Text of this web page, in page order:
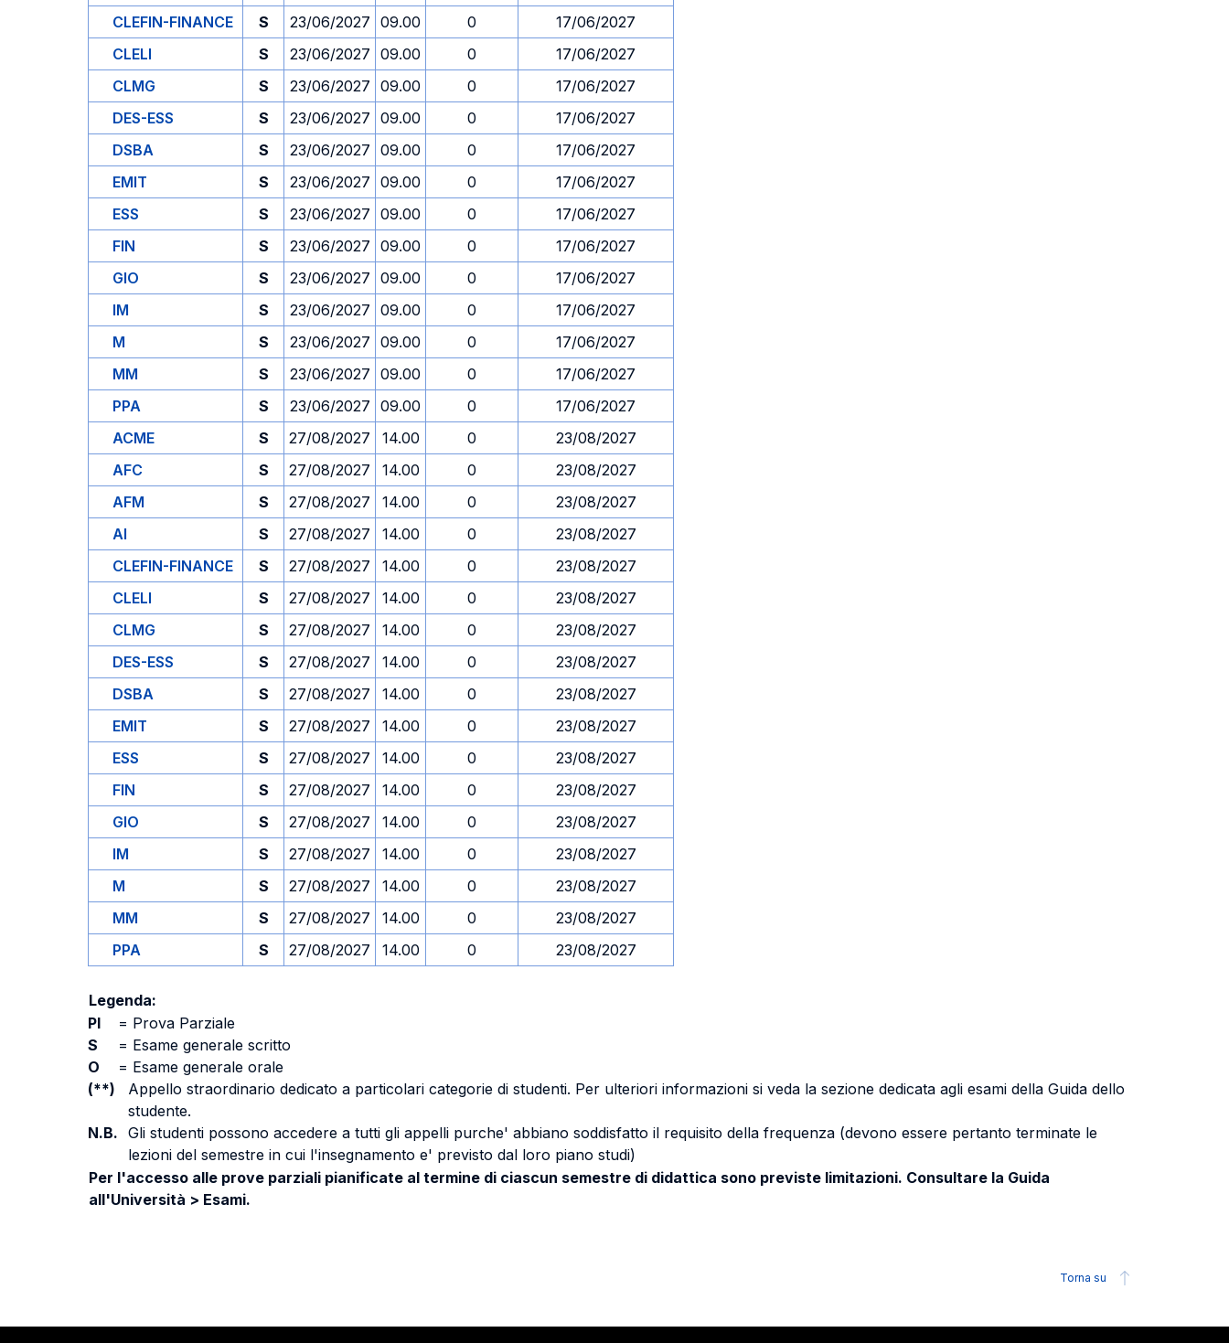
CLEFIN-FINANCE
S 23/06/2027 09.00 0
17/06/2027
CLELI
S 23/06/2027 09.00 0
17/06/2027
CLMG
S 23/06/2027 09.00 0
17/06/2027
DES-ESS
S 23/06/2027 09.00 0
17/06/2027
DSBA
S 23/06/2027 09.00 0
17/06/2027
EMIT
S 23/06/2027 09.00 0
17/06/2027
ESS
S 23/06/2027 09.00 0
17/06/2027
FIN
S 23/06/2027 09.00 0
17/06/2027
GIO
S 23/06/2027 09.00 0
17/06/2027
IM
S 23/06/2027 09.00 0
17/06/2027
M
S 23/06/2027 09.00 0
17/06/2027
MM
S 23/06/2027 09.00 0
17/06/2027
PPA
S 23/06/2027 09.00 0
17/06/2027
ACME
S 27/08/2027 14.00 0
23/08/2027
AFC
S 27/08/2027 14.00 0
23/08/2027
AFM
S 27/08/2027 14.00 0
23/08/2027
AI
S 27/08/2027 14.00 0
23/08/2027
CLEFIN-FINANCE
S 27/08/2027 14.00 0
23/08/2027
CLELI
S 27/08/2027 14.00 0
23/08/2027
CLMG
S 27/08/2027 14.00 0
23/08/2027
DES-ESS
S 27/08/2027 14.00 0
23/08/2027
DSBA
S 27/08/2027 14.00 0
23/08/2027
EMIT
S 27/08/2027 14.00 0
23/08/2027
ESS
S 27/08/2027 14.00 0
23/08/2027
FIN
S 27/08/2027 14.00 0
23/08/2027
GIO
S 27/08/2027 14.00 0
23/08/2027
IM
S 27/08/2027 14.00 0
23/08/2027
M
S 27/08/2027 14.00 0
23/08/2027
MM
S 27/08/2027 14.00 0
23/08/2027
PPA
S 27/08/2027 14.00 0 23/08/2027
Legenda:
PI
= Prova Parziale
S
= Esame generale scritto
O
= Esame generale orale
(**)
Appello straordinario dedicato a particolari categorie di studenti. Per ulteriori informazioni si veda la sezione dedicata agli esami della Guida dello
studente.
N.B. Gli studenti possono accedere a tutti gli appelli purche' abbiano soddisfatto il requisito della frequenza (devono essere pertanto terminate le
lezioni del semestre in cui l'insegnamento e' previsto dal loro piano studi)
Per l'accesso alle prove parziali pianificate al termine di ciascun semestre di didattica sono previste limitazioni. Consultare la Guida
all'Università > Esami.
Torna su